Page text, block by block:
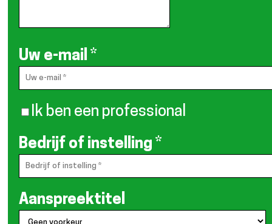
Uw e-mail *
Ik ben een professional
Bedrijf of instelling *
Aanspreektitel